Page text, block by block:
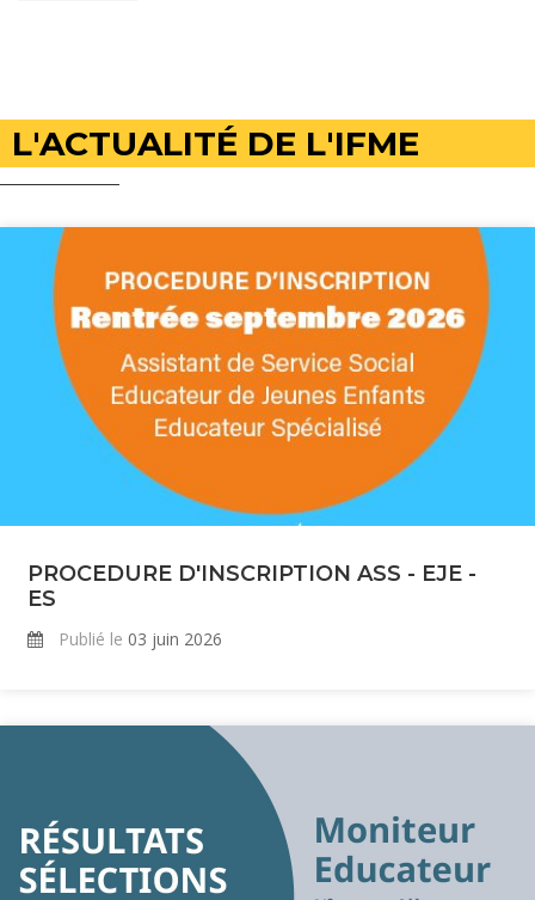
L'ACTUALITÉ DE L'IFME
PROCEDURE D'INSCRIPTION ASS - EJE -
ES
Publié le 03 juin 2026